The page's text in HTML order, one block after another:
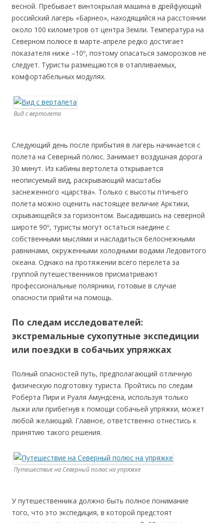
весной. Пребывает винтокрылая машина в дрейфующий
российский лагерь «Барнео», находящийся на расстоянии
около 100 километров от центра Земли. Температура на
Северном полюсе в марте-апреле редко достигает
показателя ниже –10º, поэтому опасаться заморозков не
следует. Туристы размещаются в отапливаемых,
комфортабельных модулях.
Вид с вертолета
Следующий день после прибытия в лагерь начинается с
полета на Северный полюс. Занимает воздушная дорога
30 минут. Из кабины вертолета открывается
неописуемый вид, раскрывающий масштабы
заснеженного «царства». Только с высоты птичьего
полета можно оценить настоящее величие Арктики,
скрывающейся за горизонтом. Высадившись на северной
широте 90º, туристы могут остаться наедине с
собственными мыслями и насладиться белоснежными
равнинами, окруженными холодными водами Ледовитого
океана. Однако на протяжении всего перелета за
группой путешественников присматривают
профессиональные полярники, готовые в случае
опасности прийти на помощь.
По следам исследователей:
экстремальные сухопутные экспедиции
или поездки в собачьих упряжках
Полный опасностей путь, предполагающий отличную
физическую подготовку туриста. Пройтись по следам
Роберта Пири и Руаля Амундсена, используя только
лыжи или прибегнув к помощи собачьей упряжки, может
любой желающий. Главное, ответственно отнестись к
принятию такого решения.
Путешествие на Северный полюс на упряжке
У путешественника должно быть полное понимание
того, что это экспедиция, в которой предстоят